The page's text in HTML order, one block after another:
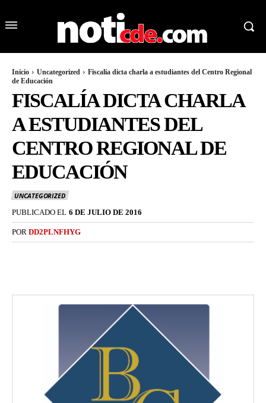
Inicio Uncategorized
Fiscalía dicta charla a estudiantes del Centro Regional
de Educación
FISCALÍA DICTA CHARLA
A ESTUDIANTES DEL
CENTRO REGIONAL DE
EDUCACIÓN
UNCATEGORIZED
PUBLICADO EL 6 DE JULIO DE 2016
POR DD2PLNFHYG